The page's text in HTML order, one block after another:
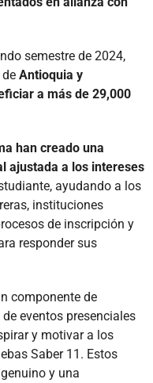
semestre de 2024,
Antioquia y
a más de 29,000
han creado una
ajustada a los intereses
ayudando a los
instituciones
de inscripción y
responder sus
componente de
eventos presenciales
y motivar a los
Saber 11. Estos
y una